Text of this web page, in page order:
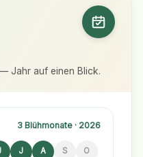
Jahr auf einen Blick.
3 Blühmonate · 2026
J A S O